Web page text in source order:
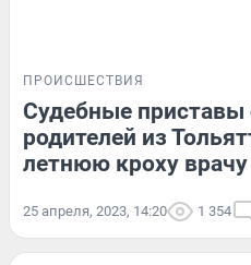
ПРОИСШЕСТВИЯ
Судебные приставы
родителей из
летнюю кроху врачу
25 апреля, 2023, 14:20 1 354